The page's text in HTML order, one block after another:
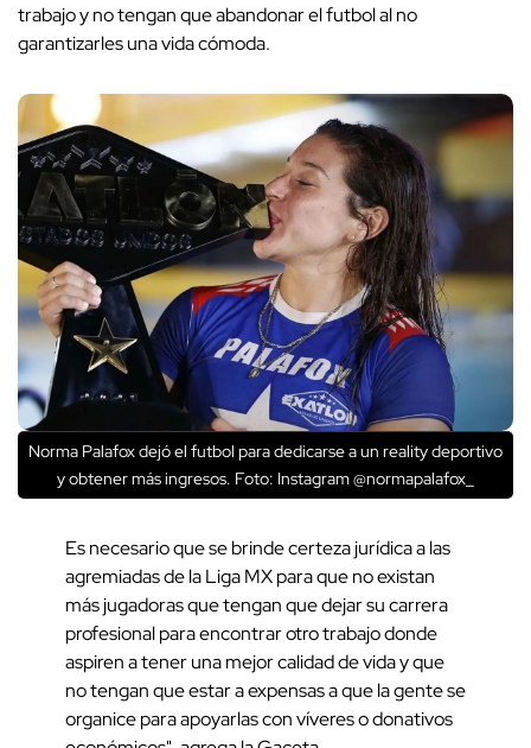
trabajo y no tengan que abandonar el futbol al no
garantizarles una vida cómoda.
Norma Palafox dejó el futbol para dedicarse a un reality deportivo
y obtener más ingresos. Foto: Instagram @normapalafox_
Es necesario que se brinde certeza jurídica a las
agremiadas de la Liga MX para que no existan
más jugadoras que tengan que dejar su carrera
profesional para encontrar otro trabajo donde
aspiren a tener una mejor calidad de vida y que
no tengan que estar a expensas a que la gente se
organice para apoyarlas con víveres o donativos